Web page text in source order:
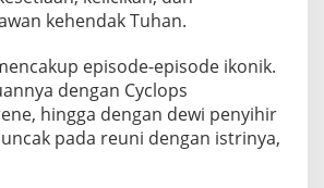
n
M
a
s
u
kehendak Tuhan.
episode-episode ikonik.
dengan Cyclops
hingga dengan dewi penyihir
pada reuni dengan istrinya,